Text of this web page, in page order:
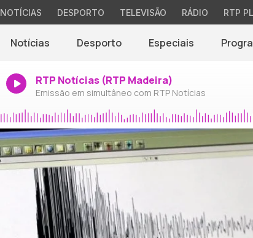
NOTÍCIAS DESPORTO TELEVISÃO RÁDIO RTP
Notícias Desporto Especiais
RTP Notícias (RTP Madeira)
Emissão em simultâneo com RTP Notícias